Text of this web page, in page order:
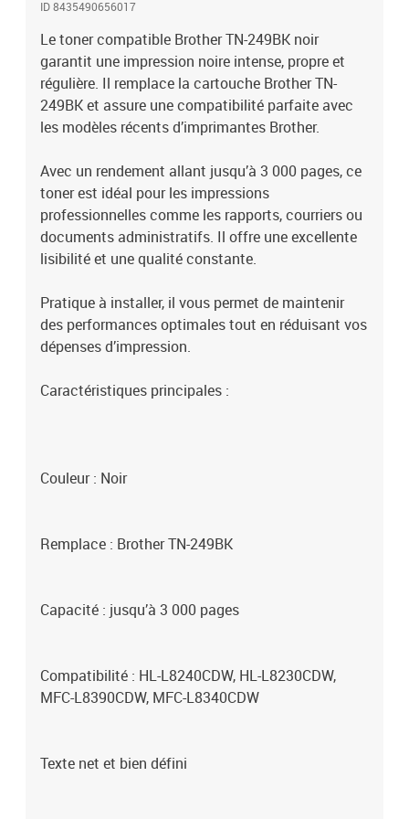
ID 8435490656017
Le toner compatible Brother TN-249BK noir
garantit une impression noire intense, propre et
régulière. Il remplace la cartouche Brother TN-
249BK et assure une compatibilité parfaite avec
les modèles récents d’imprimantes Brother.
Avec un rendement allant jusqu’à 3 000 pages, ce
toner est idéal pour les impressions
professionnelles comme les rapports, courriers ou
documents administratifs. Il offre une excellente
lisibilité et une qualité constante.
Pratique à installer, il vous permet de maintenir
des performances optimales tout en réduisant vos
dépenses d’impression.
Caractéristiques principales :
Couleur : Noir
Remplace : Brother TN-249BK
Capacité : jusqu’à 3 000 pages
Compatibilité : HL-L8240CDW, HL-L8230CDW,
MFC-L8390CDW, MFC-L8340CDW
Texte net et bien défini